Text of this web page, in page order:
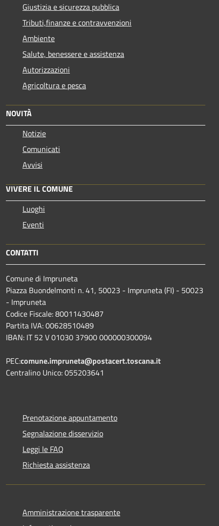
Giustizia e sicurezza pubblica
Tributi,finanze e contravvenzioni
Ambiente
Salute, benessere e assistenza
Autorizzazioni
Agricoltura e pesca
NOVITÀ
Notizie
Comunicati
Avvisi
VIVERE IL COMUNE
Luoghi
Eventi
CONTATTI
Comune di Impruneta
Piazza Buondelmonti n. 41, 50023 - Impruneta (FI) - 50023
- Impruneta
Codice Fiscale: 80011430487
Partita IVA: 00628510489
IBAN: IT 52 V 01030 37900 000000300094
PEC:comune.impruneta@postacert.toscana.it
Centralino Unico: 055203641
Prenotazione appuntamento
Segnalazione disservizio
Leggi le FAQ
Richiesta assistenza
Amministrazione trasparente